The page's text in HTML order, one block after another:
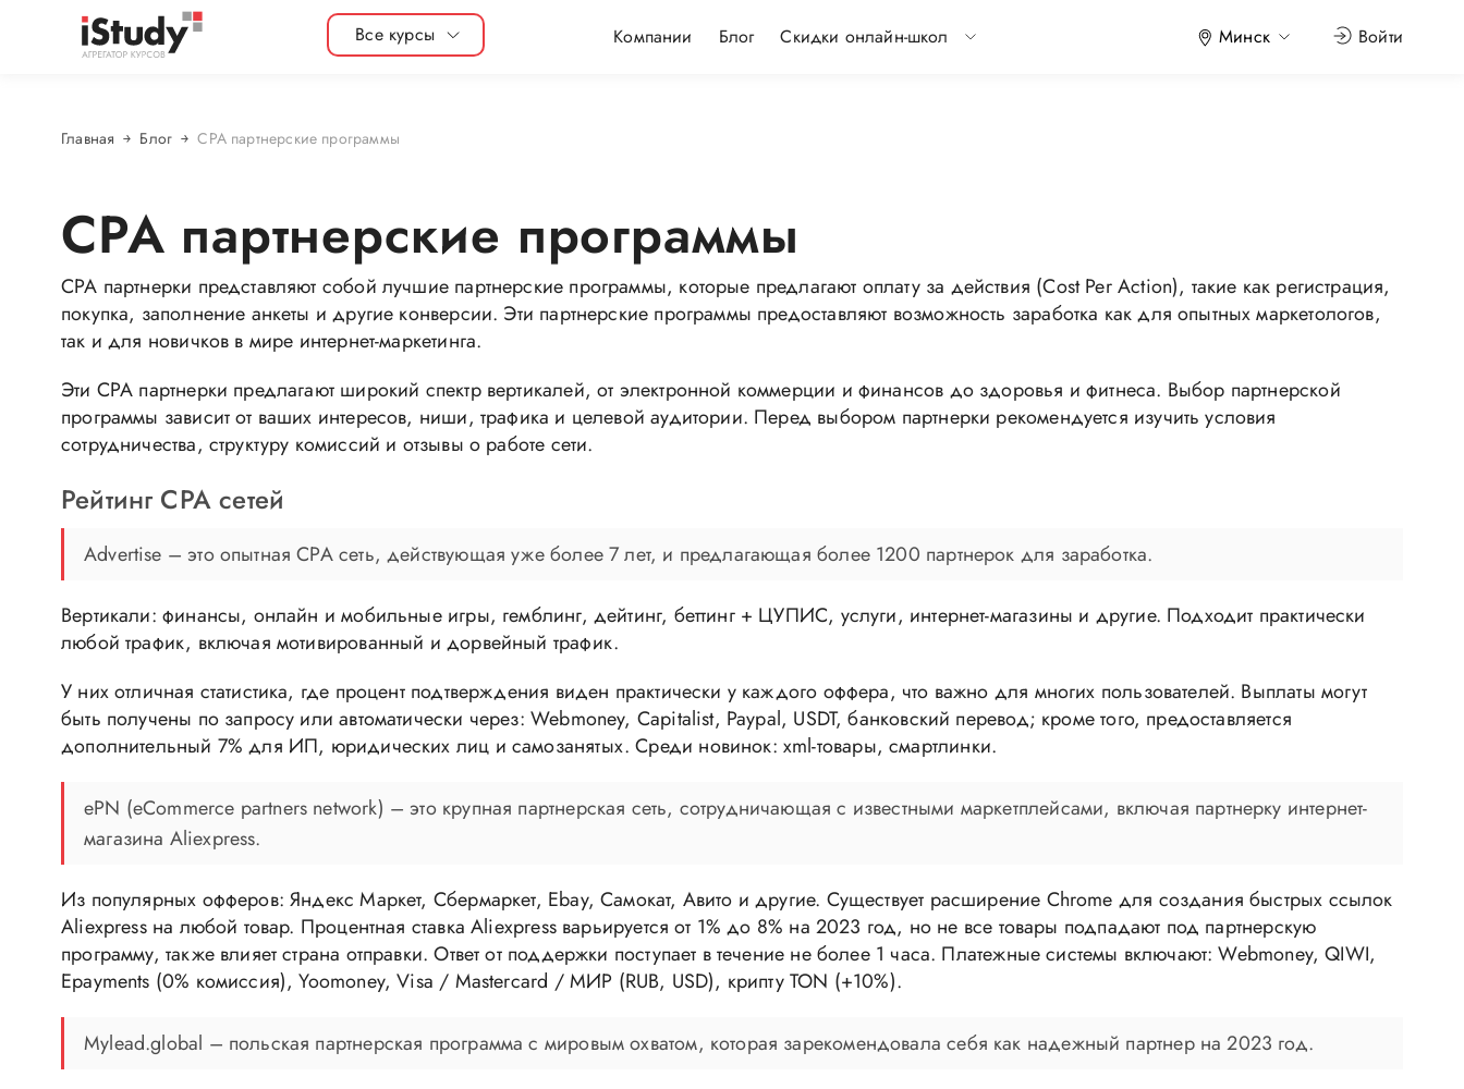
Все курсы Компании Блог Скидки онлайн-школ Минск Войти
Главная Блог CPA партнерские программы
CPA партнерские программы
CPA партнерки представляют собой лучшие партнерские программы, которые предлагают оплату за действия (Cost Per Action), такие как регистрация,
покупка, заполнение анкеты и другие конверсии. Эти партнерские программы предоставляют возможность заработка как для опытных маркетологов,
так и для новичков в мире интернет-маркетинга.
Эти CPA партнерки предлагают широкий спектр вертикалей, от электронной коммерции и финансов до здоровья и фитнеса. Выбор партнерской
программы зависит от ваших интересов, ниши, трафика и целевой аудитории. Перед выбором партнерки рекомендуется изучить условия
сотрудничества, структуру комиссий и отзывы о работе сети.
Рейтинг CPA сетей
Advertise – это опытная CPA сеть, действующая уже более 7 лет, и предлагающая более 1200 партнерок для заработка.
Вертикали: финансы, онлайн и мобильные игры, гемблинг, дейтинг, беттинг + ЦУПИС, услуги, интернет-магазины и другие. Подходит практически
любой трафик, включая мотивированный и дорвейный трафик.
У них отличная статистика, где процент подтверждения виден практически у каждого оффера, что важно для многих пользователей. Выплаты могут
быть получены по запросу или автоматически через: Webmoney, Capitalist, Paypal, USDT, банковский перевод; кроме того, предоставляется
дополнительный 7% для ИП, юридических лиц и самозанятых. Среди новинок: xml-товары, смартлинки.
ePN (eCommerce partners network) – это крупная партнерская сеть, сотрудничающая с известными маркетплейсами, включая партнерку интернет-
магазина Aliexpress.
Из популярных офферов: Яндекс Маркет, Сбермаркет, Ebay, Самокат, Авито и другие. Существует расширение Chrome для создания быстрых ссылок
Aliexpress на любой товар. Процентная ставка Aliexpress варьируется от 1% до 8% на 2023 год, но не все товары подпадают под партнерскую
программу, также влияет страна отправки. Ответ от поддержки поступает в течение не более 1 часа. Платежные системы включают: Webmoney, QIWI,
Epayments (0% комиссия), Yoomoney, Visa / Mastercard / МИР (RUB, USD), крипту TON (+10%).
Mylead.global – польская партнерская программа с мировым охватом, которая зарекомендовала себя как надежный партнер на 2023 год.